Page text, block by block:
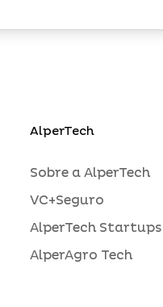
AlperTech
Sobre a AlperTech
VC+Seguro
AlperTech Startups
AlperAgro Tech